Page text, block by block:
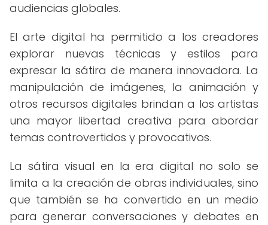
audiencias globales.
El arte digital ha permitido a los creadores
explorar nuevas técnicas y estilos para
expresar la sátira de manera innovadora. La
manipulación de imágenes, la animación y
otros recursos digitales brindan a los artistas
una mayor libertad creativa para abordar
temas controvertidos y provocativos.
La sátira visual en la era digital no solo se
limita a la creación de obras individuales, sino
que también se ha convertido en un medio
para generar conversaciones y debates en